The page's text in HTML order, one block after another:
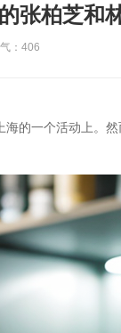
张柏芝和
：406
的一个活动上。